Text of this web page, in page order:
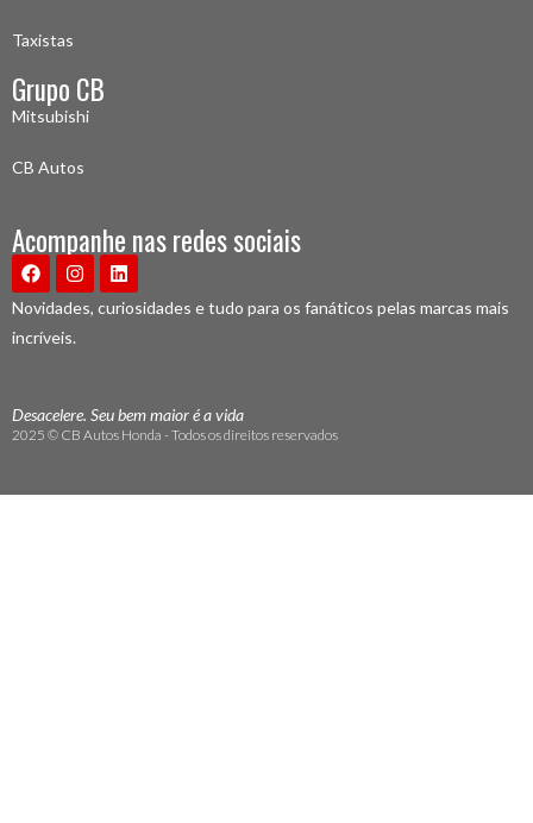
Taxistas
Grupo CB
Mitsubishi
CB Autos
Acompanhe nas redes sociais
Novidades, curiosidades e tudo para os fanáticos pelas marcas mais
incríveis.
Desacelere. Seu bem maior é a vida
2025 © CB Autos Honda - Todos os direitos reservados